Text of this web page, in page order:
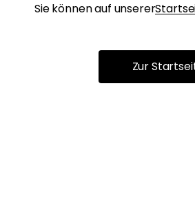
Sie können auf unserer
Zur